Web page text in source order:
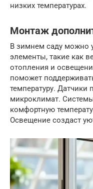
низких температурах.
Монтаж
В зимнем саду можно
элементы, такие как
отопления и
поможет
температуру. Датчики
микроклимат.
комфортную
Освещение создаст